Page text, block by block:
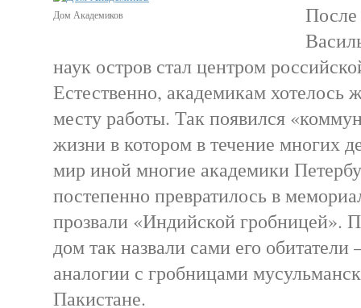
Дом Академиков
После
наук остров стал центром
Естественно, академикам хотелось
месту работы. Так появился
жизни в котором в течение многих
мир иной многие академики
постепенно превратилось в
прозвали «Индийской гробницей».
дом так назвали сами его
аналогии с гробницами
Пакистане.